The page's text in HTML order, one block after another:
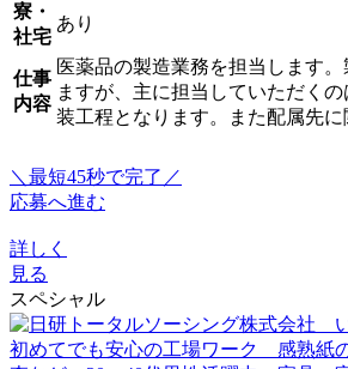
寮・
社宅
あり
仕事
内容
医薬品の製造業務を担当します
ますが、主に担当していただく
装工程となります。また配属先に
＼最短45秒で完了／
応募へ進む
詳しく
見る
スペシャル